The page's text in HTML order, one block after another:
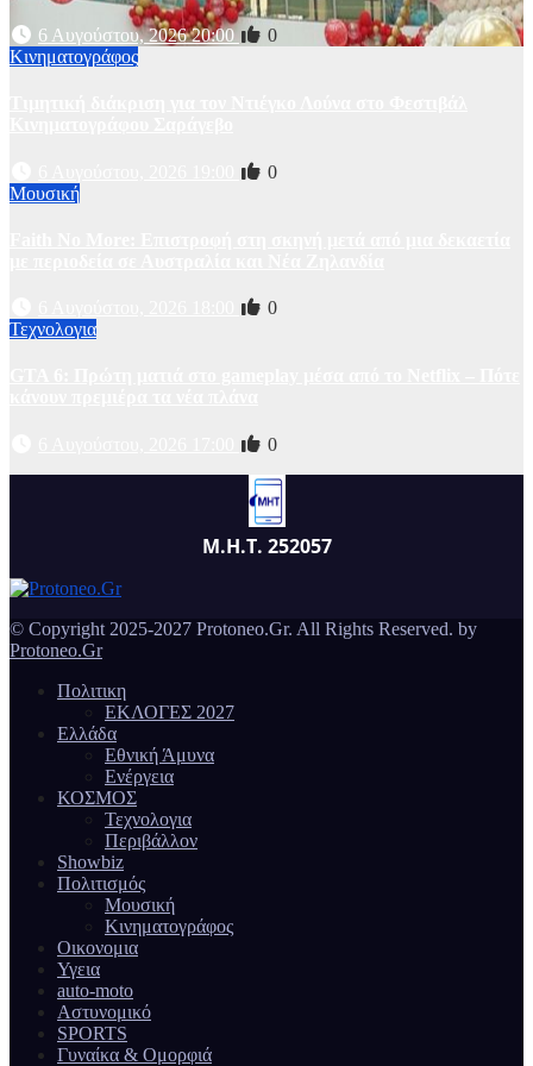
6 Αυγούστου, 2026 20:00
0
Κινηματογράφος
0
Μουσική
0
Τεχνολογια
0
Μ.Η.Τ. 252057
© Copyright 2025-2027 Protoneo.Gr. All Rights Reserved. by
Protoneo.Gr
Πολιτικη
ΕΚΛΟΓΕΣ 2027
Ελλάδα
Εθνική Άμυνα
Ενέργεια
ΚΟΣΜΟΣ
Τεχνολογια
Περιβάλλον
Showbiz
Πολιτισμός
Μουσική
Κινηματογράφος
Οικονομια
Υγεια
auto-moto
Αστυνομικό
SPORTS
Γυναίκα & Ομορφιά